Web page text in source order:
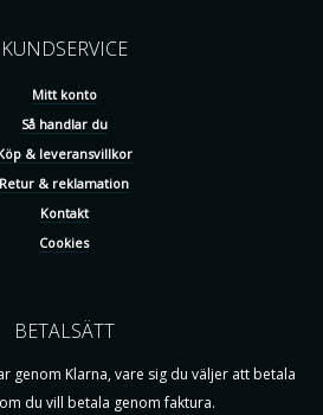
KUNDSERVICE
Mitt konto
Så handlar du
& leveransvillkor
Retur & reklamation
Kontakt
Cookies
BETALSÄTT
genom Klarna, vare sig du väljer att betala
du vill betala genom faktura.